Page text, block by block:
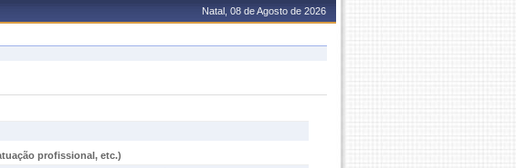
Natal, 08 de Agosto de 2026
profissional, etc.)